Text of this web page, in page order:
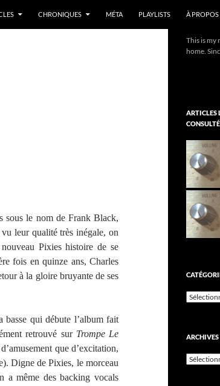
CHRONIQUES MÉTA PLAYLISTS À PROPOS
sous le nom de Frank Black,
leur qualité très inégale, on
Pixies histoire de se
fois en quinze ans, Charles
à la gloire bruyante de ses
qui débute l’album fait
retrouvé sur Trompe Le
que d’excitation,
Digne de Pixies, le morceau
a même des backing vocals
This is my
home.
ARTICLES
Catégories
ARCHIVES
Archives